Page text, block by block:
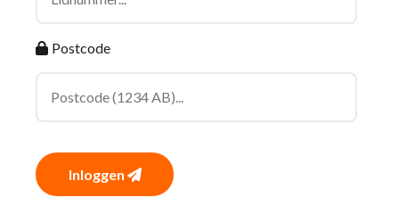
Postcode
Inloggen